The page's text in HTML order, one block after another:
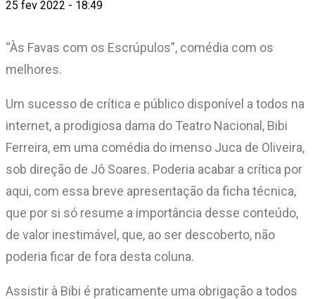
25 fev 2022 - 18:49
“Às Favas com os Escrúpulos”, comédia com os
melhores.
Um sucesso de crítica e público disponível a todos na
internet, a prodigiosa dama do Teatro Nacional, Bibi
Ferreira, em uma comédia do imenso Juca de Oliveira,
sob direção de Jô Soares. Poderia acabar a crítica por
aqui, com essa breve apresentação da ficha técnica,
que por si só resume a importância desse conteúdo,
de valor inestimável, que, ao ser descoberto, não
poderia ficar de fora desta coluna.
Assistir à Bibi é praticamente uma obrigação a todos